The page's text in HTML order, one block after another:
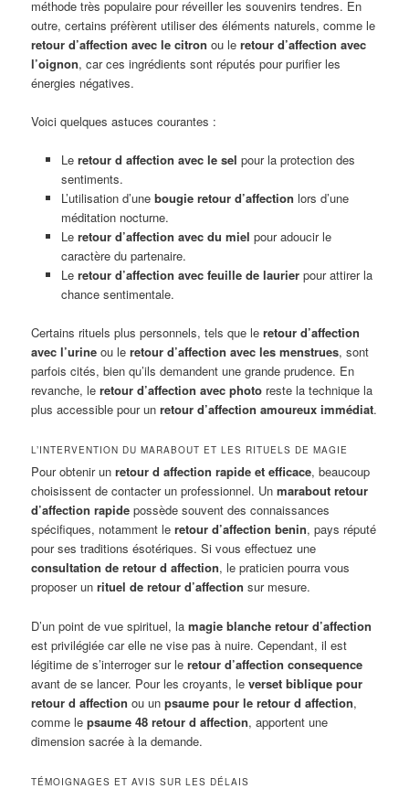
méthode très populaire pour réveiller les souvenirs tendres. En
outre, certains préfèrent utiliser des éléments naturels, comme le
retour d’affection avec le citron ou leretour d’affection avec
l’oignon, car ces ingrédients sont réputés pour purifier les
énergies négatives.
Voici quelques astuces courantes :
Le retour d affection avec le sel pour la protection des
sentiments.
L’utilisation d’une bougie retour d’affection lors d’une
méditation nocturne.
Le retour d’affection avec du miel pour adoucir le
caractère du partenaire.
Le retour d’affection avec feuille de laurierpour attirer la
chance sentimentale.
Certains rituels plus personnels, tels que leretour d’affection
avec l’urine ou leretour d’affection avec les menstrues, sont
parfois cités, bien qu’ils demandent une grande prudence. En
revanche, leretour d’affection avec photo reste la technique la
plus accessible pour unretour d’affection amoureux immédiat.
L’INTERVENTION DU MARABOUT ET LES RITUELS DE MAGIE
Pour obtenir unretour d affection rapide et efficace, beaucoup
choisissent de contacter un professionnel. Unmarabout retour
d’affection rapide possède souvent des connaissances
spécifiques, notamment leretour d’affection benin, pays réputé
pour ses traditions ésotériques. Si vous effectuez une
consultation de retour d affection, le praticien pourra vous
proposer unrituel de retour d’affection sur mesure.
D’un point de vue spirituel, lamagie blanche retour d’affection
est privilégiée car elle ne vise pas à nuire. Cependant, il est
légitime de s’interroger sur leretour d’affection consequence
avant de se lancer. Pour les croyants, leverset biblique pour
retour d affection ou unpsaume pour le retour d affection,
comme lepsaume 48 retour d affection, apportent une
dimension sacrée à la demande.
TÉMOIGNAGES ET AVIS SUR LES DÉLAIS